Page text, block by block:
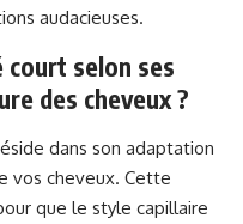
audacieuses.
court selon ses
des cheveux ?
dans son adaptation
vos cheveux. Cette
que le style capillaire